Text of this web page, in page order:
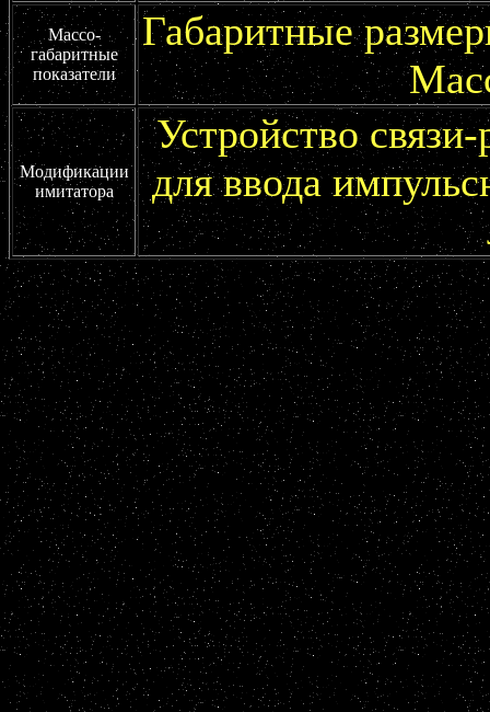
Массо-
габаритные
показатели
Габаритные
Модификации
имитатора
Устройство
для ввода